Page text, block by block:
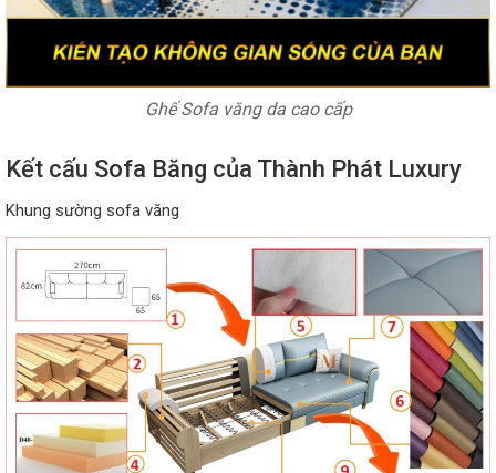
Ghế Sofa văng da cao cấp
Kết cấu Sofa Băng của Thành Phát Luxury
Khung sường sofa văng